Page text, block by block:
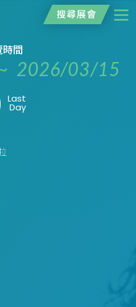
搜尋展會
間
2026/03/15
Last
Day